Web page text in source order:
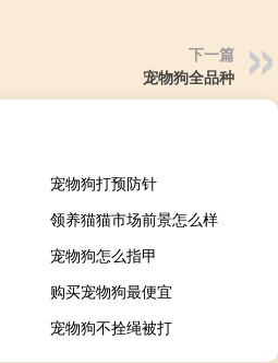
下一篇
宠物狗全品种
宠物狗打预防针
领养猫猫市场前景怎么样
宠物狗怎么指甲
购买宠物狗最便宜
宠物狗不拴绳被打